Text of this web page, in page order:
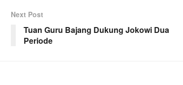
Next Post
Tuan Guru Bajang Dukung Jokowi Dua
Periode